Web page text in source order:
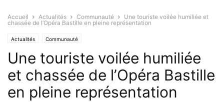
Accueil Actualités Communauté
Une touriste voilée humiliée et
chassée de l’Opéra Bastille en pleine représentation
Actualités Communauté
Une touriste voilée humiliée
et chassée de l’Opéra Bastille
en pleine représentation